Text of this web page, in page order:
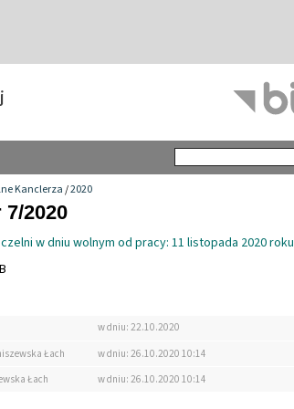
Kanclerza/2020
2020
w dniu wolnym od pracy: 11 listopada 2020 roku
w dniu: 22.10.2020
Łach
w dniu: 26.10.2020 10:14
Łach
w dniu: 26.10.2020 10:14